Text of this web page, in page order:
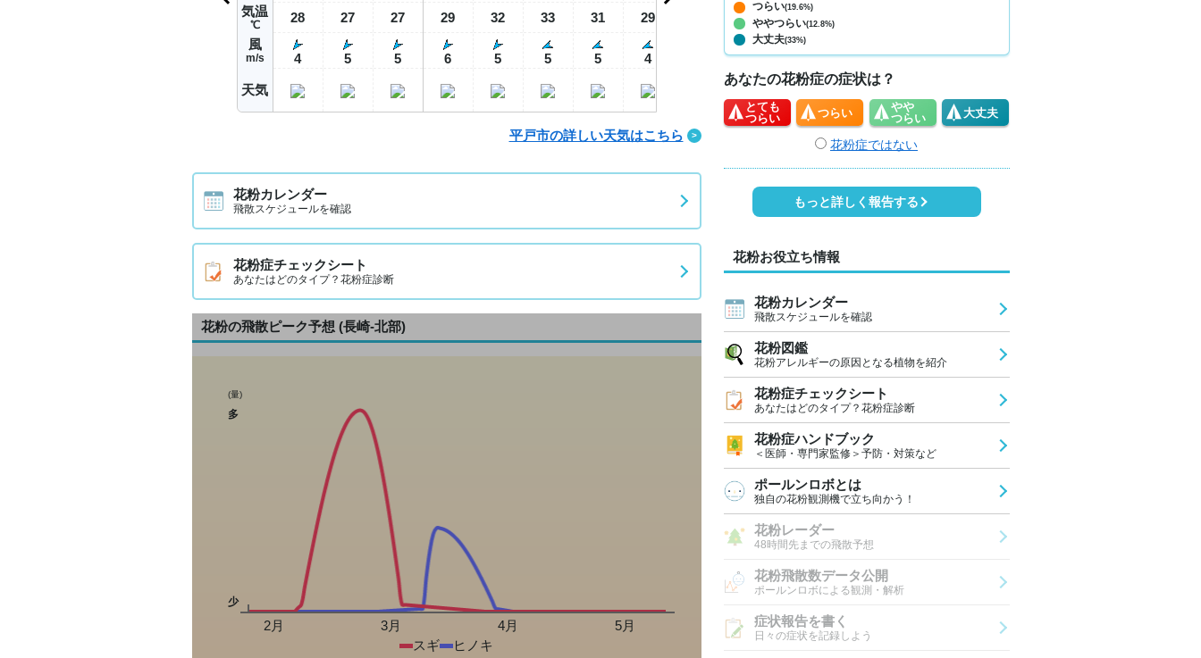
気温
℃
風
m/s
天気
28
4
27
5
27
5
29
6
32
5
33
5
31
5
29
4
27
3
27
3 5 4 5 4
平戸市の詳しい天気はこちら
花粉カレンダー
飛散スケジュールを確認
花粉症チェックシート
あなたはどのタイプ？花粉症診断
花粉の飛散ピーク予想 (長崎-北部)
(量)
多
少
2月 3月 4月
5月
スギ
ヒノキ
つらい(19.6%)
ややつらい(12.8%)
大丈夫(33%)
あなたの花粉症の症状は？
とても
つらい
つらい
やや
つらい
大丈夫
花粉症ではない
もっと詳しく報告する
花粉お役立ち情報
花粉カレンダー
飛散スケジュールを確認
花粉図鑑
花粉アレルギーの原因となる植物を紹介
花粉症チェックシート
あなたはどのタイプ？花粉症診断
花粉症ハンドブック
＜医師・専門家監修＞予防・対策など
ポールンロボとは
独自の花粉観測機で立ち向かう！
花粉レーダー
48時間先までの飛散予想
花粉飛散数データ公開
ポールンロボによる観測・解析
症状報告を書く
日々の症状を記録しよう